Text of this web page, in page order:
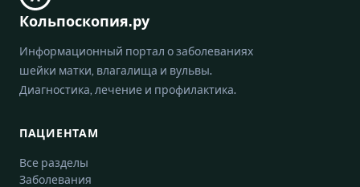
Кольпоскопия.ру
Информационный портал о заболеваниях
шейки матки, влагалища и вульвы.
Диагностика, лечение и профилактика.
ПАЦИЕНТАМ
Все разделы
Заболевания